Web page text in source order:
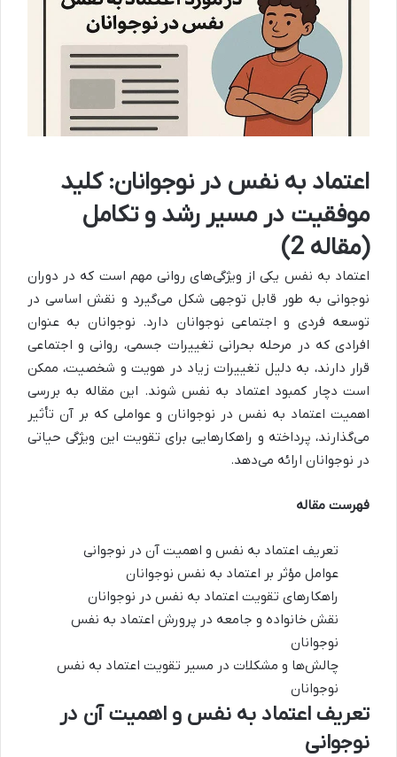
اعتماد به نفس در نوجوانان: کلید
موفقیت در مسیر رشد و تکامل
(مقاله 2)
اعتماد به نفس یکی از ویژگی‌های روانی مهم است که در دوران
نوجوانی به طور قابل توجهی شکل می‌گیرد و نقش اساسی در
توسعه فردی و اجتماعی نوجوانان دارد. نوجوانان به عنوان
افرادی که در مرحله بحرانی تغییرات جسمی، روانی و اجتماعی
قرار دارند، به دلیل تغییرات زیاد در هویت و شخصیت، ممکن
است دچار کمبود اعتماد به نفس شوند. این مقاله به بررسی
اهمیت اعتماد به نفس در نوجوانان و عواملی که بر آن تأثیر
می‌گذارند، پرداخته و راهکارهایی برای تقویت این ویژگی حیاتی
در نوجوانان ارائه می‌دهد.
فهرست مقاله
تعریف اعتماد به نفس و اهمیت آن در نوجوانی
عوامل مؤثر بر اعتماد به نفس نوجوانان
راهکارهای تقویت اعتماد به نفس در نوجوانان
نقش خانواده و جامعه در پرورش اعتماد به نفس
نوجوانان
چالش‌ها و مشکلات در مسیر تقویت اعتماد به نفس
نوجوانان
تعریف اعتماد به نفس و اهمیت آن در
نوجوانی